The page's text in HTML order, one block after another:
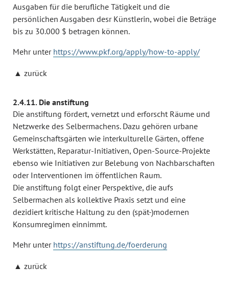
Ausgaben für die berufliche Tätigkeit und die
persönlichen Ausgaben desr Künstlerin, wobei die Beträge
bis zu 30.000 $ betragen können.
Mehr unter https://www.pkf.org/apply/how-to-apply/
zurück
2.4.11. Die anstiftung
Die anstiftung fördert, vernetzt und erforscht Räume und
Netzwerke des Selbermachens. Dazu gehören urbane
Gemeinschaftsgärten wie interkulturelle Gärten, offene
Werkstätten, Reparatur-Initiativen, Open-Source-Projekte
ebenso wie Initiativen zur Belebung von Nachbarschaften
oder Interventionen im öffentlichen Raum.
Die anstiftung folgt einer Perspektive, die aufs
Selbermachen als kollektive Praxis setzt und eine
dezidiert kritische Haltung zu den (spät-)modernen
Konsumregimen einnimmt.
Mehr unter https://anstiftung.de/foerderung
zurück